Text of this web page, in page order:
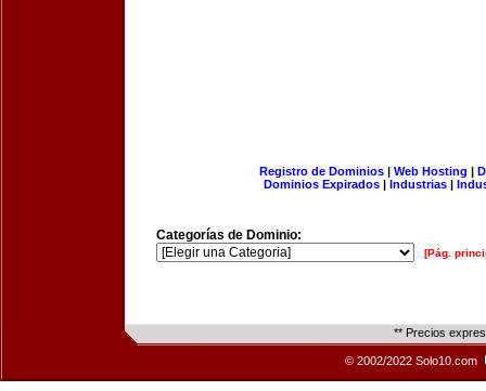
Registro de Dominios| Web Hosting |
Dominios Expirados | Industrias |
Categorías de Dominio:
[Pág.
** Precios
© 2002/2022 Solo10.com